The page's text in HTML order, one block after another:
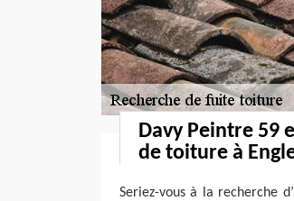
Davy Peintre 59
de toiture à
Seriez-vous à la recherche